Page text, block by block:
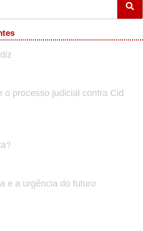
o processo judicial contra Cid
e a urgência do futuro